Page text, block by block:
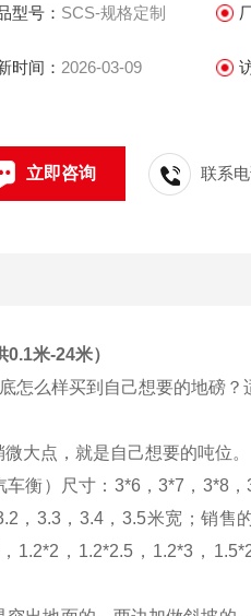
得良好的口碑
型号： SCS-规格定制
时间： 2026-03-09
立即咨询 联系电
米-24米）
怎么样买到自己想要的地磅？
大点，就是自己想要的吨位。
衡）尺寸： 3*6 ，3*7 ， 3*8，
， 3.3， 3.4， 3.5米宽；销售
1.2*2 ， 1.2*2.5 ， 1.2*3 ，